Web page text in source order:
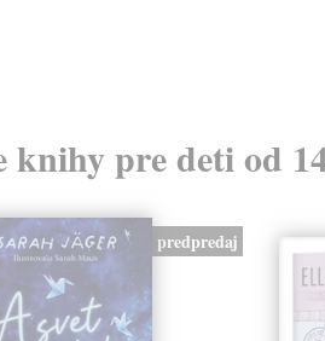
knihy pre deti od
predpredaj